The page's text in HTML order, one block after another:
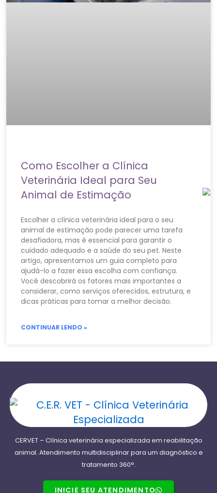
Como Escolher a Clínica
Veterinária Ideal para Seu
Animal de Estimação
Escolher a clínica veterinária ideal para o seu
animal de estimação pode parecer uma tarefa
desafiadora, mas é essencial para garantir o
cuidado adequado e a saúde do seu pet. Neste
artigo, apresentamos um guia completo para
ajudá-lo a fazer essa escolha com confiança.
Você descobrirá os fatores mais importantes a
considerar, como serviços oferecidos, estrutura, e
dicas práticas para tomar a melhor decisão.
CONTINUAR LENDO »
CERVET – Clínica veterinária especializada em reabilitação
animal. Atendimento multidisciplinar para um diagnóstico e
tratamento 360°.
INICIE SEU ATENDIMENTO